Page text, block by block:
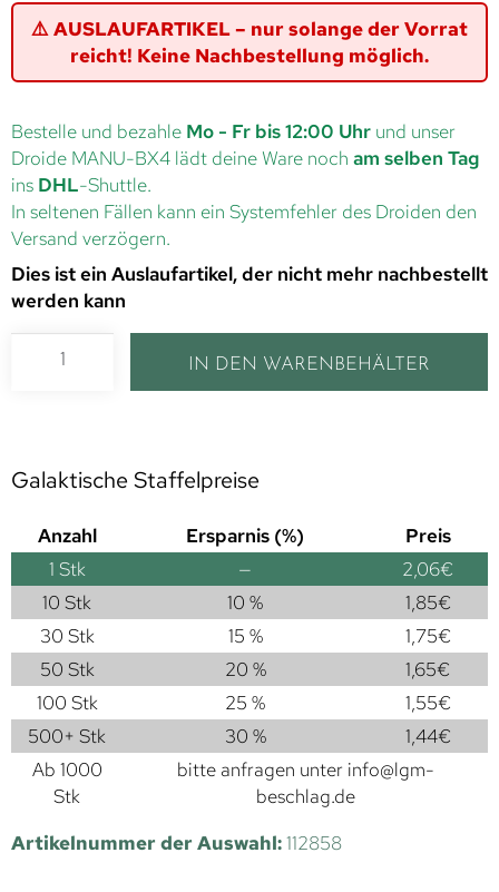
⚠️ AUSLAUFARTIKEL – nur solange der Vorrat
reicht! Keine Nachbestellung möglich.
Bestelle und bezahle Mo - Fr bis 12:00 Uhr und unser
Droide MANU-BX4 lädt deine Ware noch am selben Tag
ins DHL-Shuttle.
In seltenen Fällen kann ein Systemfehler des Droiden den
Versand verzögern.
Dies ist ein Auslaufartikel, der nicht mehr nachbestellt
werden kann
IN DEN WARENBEHÄLTER
Galaktische Staffelpreise
Anzahl Ersparnis (%)
Preis
1 Stk — 2,06€
10 Stk
10 % 1,85€
30 Stk
15 % 1,75€
50 Stk
20 % 1,65€
100 Stk
25 % 1,55€
500+ Stk
30 % 1,44€
Ab 1000
Stk
bitte anfragen unter info@lgm-
beschlag.de
Artikelnummer der Auswahl:112858